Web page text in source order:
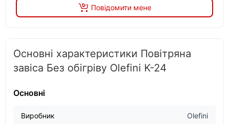
Повідомити мене
Основні характеристики Повітряна
завіса Без обігріву Olefini K-24
Основні
Виробник Olefini